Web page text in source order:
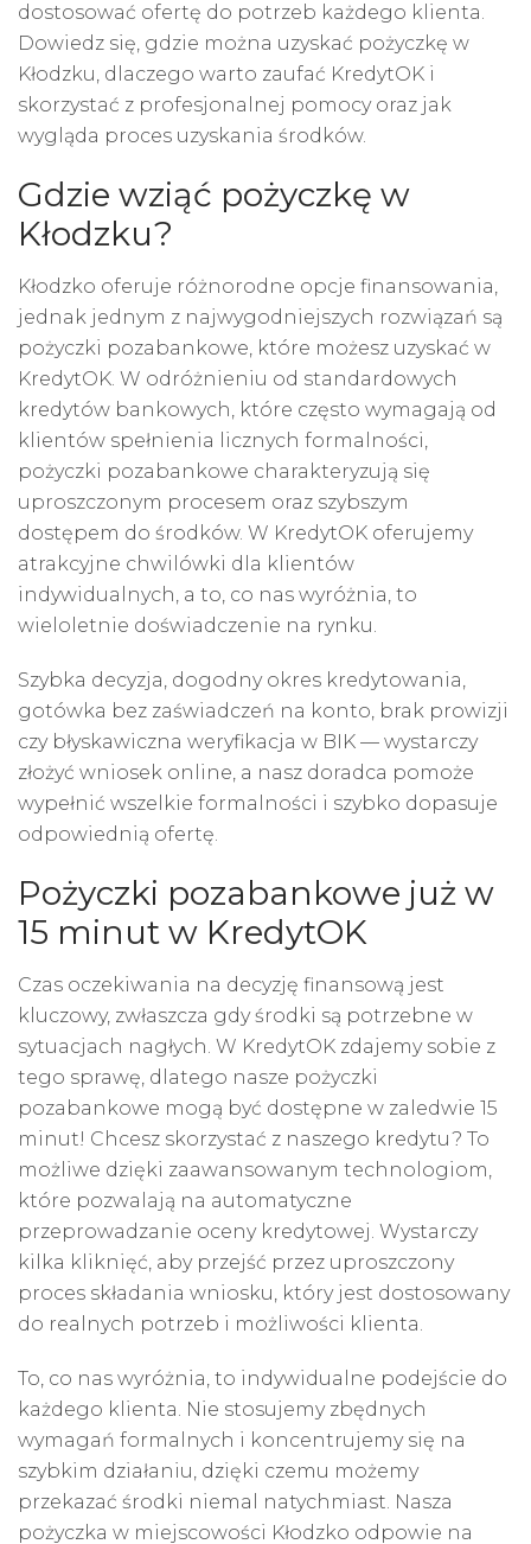
dostosować ofertę do potrzeb każdego klienta.
Dowiedz się, gdzie można uzyskać pożyczkę w
Kłodzku, dlaczego warto zaufać KredytOK i
skorzystać z profesjonalnej pomocy oraz jak
wygląda proces uzyskania środków.
Gdzie wziąć pożyczkę w
Kłodzku?
Kłodzko oferuje różnorodne opcje finansowania,
jednak jednym z najwygodniejszych rozwiązań są
pożyczki pozabankowe, które możesz uzyskać w
KredytOK. W odróżnieniu od standardowych
kredytów bankowych, które często wymagają od
klientów spełnienia licznych formalności,
pożyczki pozabankowe charakteryzują się
uproszczonym procesem oraz szybszym
dostępem do środków. W KredytOK oferujemy
atrakcyjne chwilówki dla klientów
indywidualnych, a to, co nas wyróżnia, to
wieloletnie doświadczenie na rynku.
Szybka decyzja, dogodny okres kredytowania,
gotówka bez zaświadczeń na konto, brak prowizji
czy błyskawiczna weryfikacja w BIK — wystarczy
złożyć wniosek online, a nasz doradca pomoże
wypełnić wszelkie formalności i szybko dopasuje
odpowiednią ofertę.
Pożyczki pozabankowe już w
15 minut w KredytOK
Czas oczekiwania na decyzję finansową jest
kluczowy, zwłaszcza gdy środki są potrzebne w
sytuacjach nagłych. W KredytOK zdajemy sobie z
tego sprawę, dlatego nasze pożyczki
pozabankowe mogą być dostępne w zaledwie 15
minut! Chcesz skorzystać z naszego kredytu? To
możliwe dzięki zaawansowanym technologiom,
które pozwalają na automatyczne
przeprowadzanie oceny kredytowej. Wystarczy
kilka kliknięć, aby przejść przez uproszczony
proces składania wniosku, który jest dostosowany
do realnych potrzeb i możliwości klienta.
To, co nas wyróżnia, to indywidualne podejście do
każdego klienta. Nie stosujemy zbędnych
wymagań formalnych i koncentrujemy się na
szybkim działaniu, dzięki czemu możemy
przekazać środki niemal natychmiast. Nasza
pożyczka w miejscowości Kłodzko odpowie na